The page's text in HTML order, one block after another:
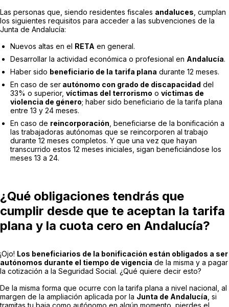
Las personas que, siendo residentes fiscales andaluces , cumplan
los siguientes requisitos para acceder a las subvenciones de la
Junta de Andalucía:
Nuevos altas en el RETA en general.
Desarrollar la actividad económica o profesional en Andalucía.
Haber sido beneficiario de la tarifa plana durante 12 meses.
En caso de ser autónomo con grado de discapacidad del
33% o superior, víctimas del terrorismo o víctimas de
violencia de género; haber sido beneficiario de la tarifa plana
entre 13 y 24 meses.
En caso de reincorporación , beneficiarse de la bonificación a
las trabajadoras autónomas que se reincorporen al trabajo
durante 12 meses completos. Y que una vez que hayan
transcurrido estos 12 meses iniciales, sigan beneficiándose los
meses 13 a 24.
¿Qué obligaciones tendrás que
cumplir desde que te aceptan la tarifa
plana y la cuota cero en Andalucía?
¡Ojo! Los beneficiarios de la bonificación están obligados a ser
autónomos durante el tiempo de vigencia de la misma y a pagar
la cotización a la Seguridad Social. ¿Qué quiere decir esto?
De la misma forma que ocurre con la tarifa plana a nivel nacional, al
margen de la ampliación aplicada por la Junta de Andalucía , si
tramitas tu baja como autónomo en algún momento, pierdes el